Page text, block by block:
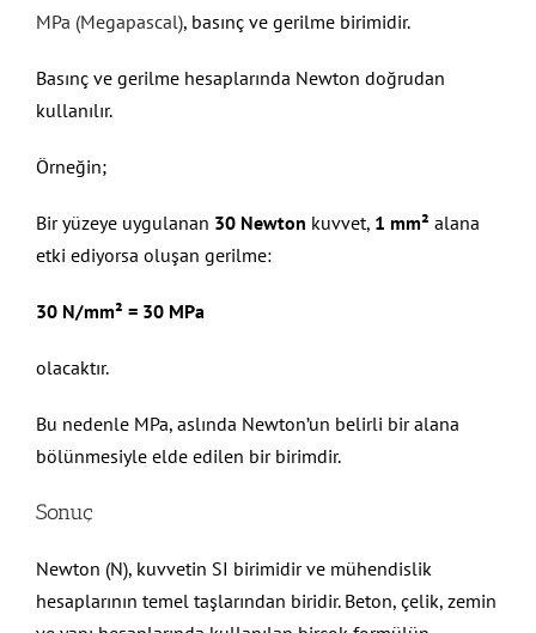
MPa (Megapascal), basınç ve gerilme birimidir.
Basınç ve gerilme hesaplarında Newton doğrudan
kullanılır.
Örneğin;
Bir yüzeye uygulanan 30 Newton kuvvet, 1 mm² alana
etki ediyorsa oluşan gerilme:
30 N/mm² = 30 MPa
olacaktır.
Bu nedenle MPa, aslında Newton’un belirli bir alana
bölünmesiyle elde edilen bir birimdir.
Sonuç
Newton (N), kuvvetin SI birimidir ve mühendislik
hesaplarının temel taşlarından biridir. Beton, çelik, zemin